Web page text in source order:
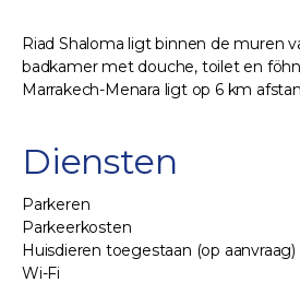
Riad Shaloma ligt binnen de muren
badkamer met douche, toilet en
Marrakech-Menara ligt op 6 km
Diensten
Parkeren
Parkeerkosten
Huisdieren toegestaan (op aanvraag)
Wi-Fi